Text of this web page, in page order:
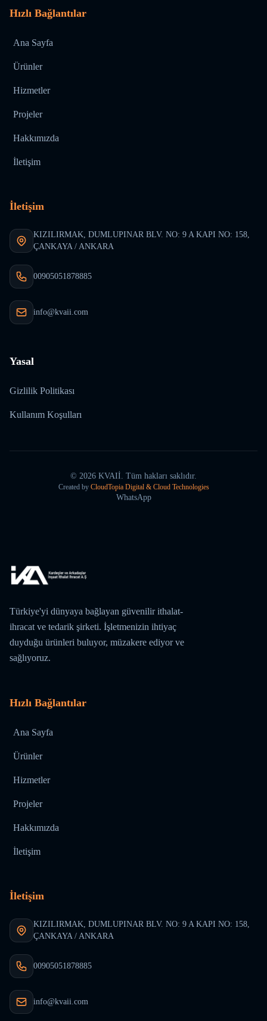
Hızlı Bağlantılar
Ana Sayfa
Ürünler
Hizmetler
Projeler
Hakkımızda
İletişim
İletişim
KIZILIRMAK, DUMLUPINAR BLV. NO: 9 A KAPI NO: 158,
ÇANKAYA / ANKARA
00905051878885
info@kvaii.com
Yasal
Gizlilik Politikası
Kullanım Koşulları
© 2026 KVAIİ. Tüm hakları saklıdır.
Created by CloudTopia Digital & Cloud Technologies
WhatsApp
Türkiye'yi dünyaya bağlayan güvenilir ithalat-
ihracat ve tedarik şirketi. İşletmenizin ihtiyaç
duyduğu ürünleri buluyor, müzakere ediyor ve
sağlıyoruz.
Hızlı Bağlantılar
Ana Sayfa
Ürünler
Hizmetler
Projeler
Hakkımızda
İletişim
İletişim
KIZILIRMAK, DUMLUPINAR BLV. NO: 9 A KAPI NO: 158,
ÇANKAYA / ANKARA
00905051878885
info@kvaii.com